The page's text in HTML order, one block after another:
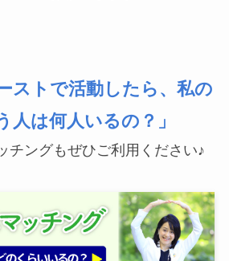
ストで活動したら、私の
人は何人いるの？」
チングもぜひご利用ください♪